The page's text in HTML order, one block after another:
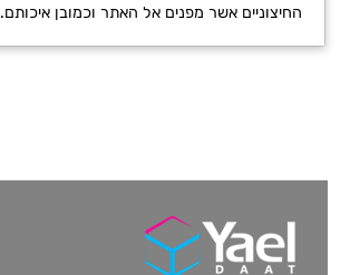
החיצוניים אשר מפנים אל האתר וכמובן איכותם.